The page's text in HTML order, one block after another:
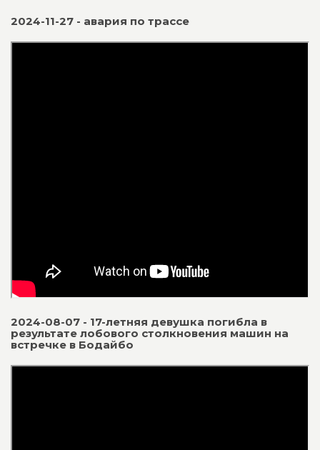
2024-11-27 - авария по трассе
2024-08-07 - 17-летняя девушка погибла в
результате лобового столкновения машин на
встречке в Бодайбо